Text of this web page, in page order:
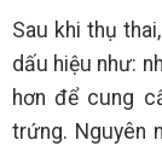
Sau khi thụ
dấu hiệu như:
hơn để cung
trứng. Nguyên